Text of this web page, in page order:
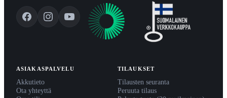
ASIAKASPALVELU
Akkutieto
Ota yhteyttä
TILAUKSET
Tilausten seuranta
Peruuta tilaus